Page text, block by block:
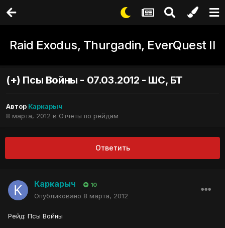
Raid Exodus, Thurgadin, EverQuest II
(+) Псы Войны - 07.03.2012 - ШС, БТ
Автор Каркарыч
8 марта, 2012 в Отчеты по рейдам
Ответить
Каркарыч 10
Опубликовано 8 марта, 2012
Рейд: Псы Войны